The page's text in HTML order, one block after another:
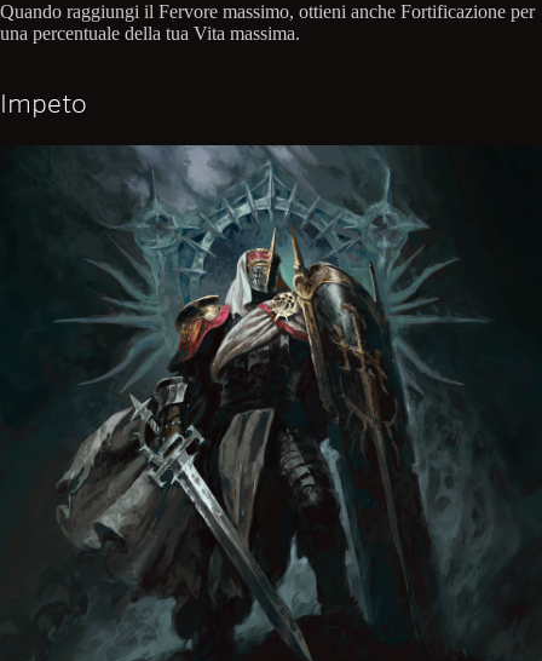
Quando raggiungi il Fervore massimo, ottieni anche Fortificazione per
una percentuale della tua Vita massima.
Impeto